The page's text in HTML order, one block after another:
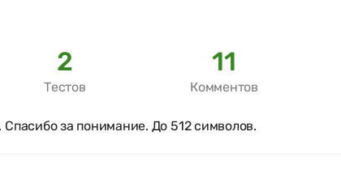
2
Тестов
11
Комментов
за понимание. До 512 символов.